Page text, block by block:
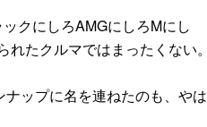
クにしろAMGにしろMにし
たクルマではまったくない。
ップに名を連ねたのも、やは